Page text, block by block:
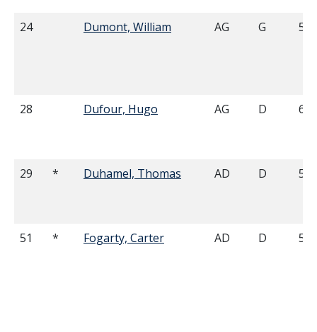
24 Dumont, William AG G
28 Dufour, Hugo AG D
29 * Duhamel, Thomas AD D
51 * Fogarty, Carter AD D